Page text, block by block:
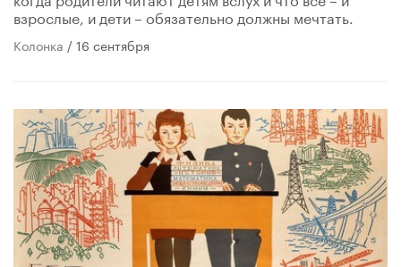
взрослые, и дети – обязательно должны мечтать.
Колонка / 16 сентября